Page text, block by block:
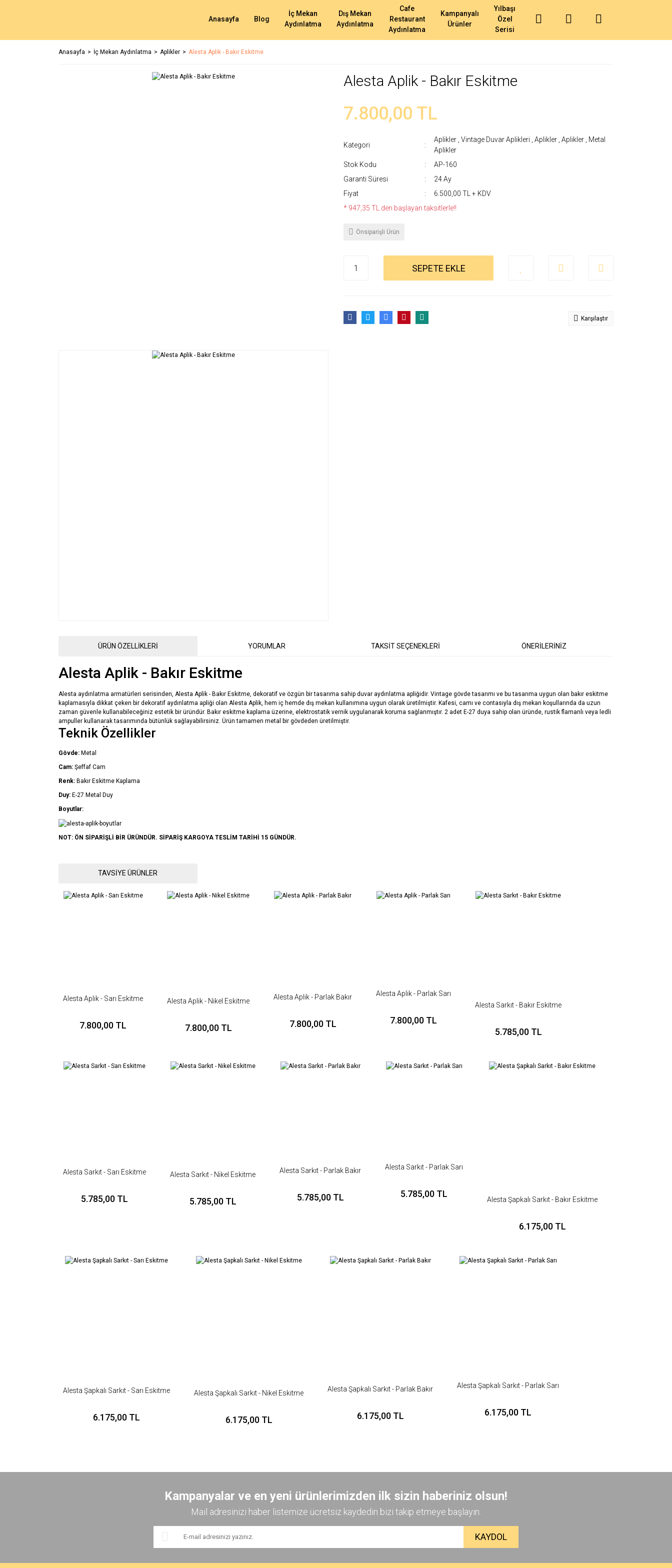
Anasayfa Blog
İç Mekan
Aydınlatma
Dış Mekan
Aydınlatma
Cafe
Restaurant
Aydınlatma
Kampanyalı
Ürünler
Yılbaşı
Özel
Serisi
Anasayfa İç Mekan Aydınlatma Aplikler Alesta Aplik - Bakır Eskitme
Alesta Aplik - Bakır Eskitme
7.800,00 TL
Kategori
Aplikler Vintage Duvar Aplikleri Aplikler Aplikler
Metal
Aplikler
Stok Kodu
AP-160
Garanti Süresi
24 Ay
Fiyat
6.500,00 TL + KDV
* 947,35 TL den başlayan taksitlerle!!
Önsiparişli Ürün
SEPETE EKLE
Karşılaştır
ÜRÜN ÖZELLİKLERİ YORUMLAR TAKSİT SEÇENEKLERİ ÖNERİLERİNİZ
Alesta Aplik - Bakır Eskitme
Alesta aydınlatma armatürleri serisinden, Alesta Aplik - Bakır Eskitme, dekoratif ve özgün bir tasarıma sahip duvar aydınlatma apliğidir. Vintage gövde tasarımı ve bu tasarıma uygun olan bakır eskitme
kaplamasıyla dikkat çeken bir dekoratif aydınlatma apliği olan Alesta Aplik, hem iç hemde dış mekan kullanımına uygun olarak üretilmiştir. Kafesi, camı ve contasıyla dış mekan koşullarında da uzun
zaman güvenle kullanabileceğiniz estetik bir üründür. Bakır eskitme kaplama üzerine, elektrostatik vernik uygulanarak koruma sağlanmıştır. 2 adet E-27 duya sahip olan üründe, rustik flamanlı veya ledli
ampuller kullanarak tasarımında bütünlük sağlayabilirsiniz. Ürün tamamen metal bir gövdeden üretilmiştir.
Teknik Özellikler
Gövde: Metal
Cam: Şeffaf Cam
Renk: Bakır Eskitme Kaplama
Duy: E-27 Metal Duy
Boyutlar:
NOT: ÖN SİPARİŞLİ BİR ÜRÜNDÜR. SİPARİŞ KARGOYA TESLİM TARİHİ 15 GÜNDÜR.
Bu ürünün fiyat bilgisi, resim, ürün açıklamalarında ve diğer konularda yetersiz gördüğünüz noktaları öneri formunu kullanarak tarafımıza iletebilirsiniz.
Görüş ve önerileriniz için teşekkür ederiz.
Gönder
TAVSİYE ÜRÜNLER
Alesta Aplik - Sarı Eskitme
7.800,00 TL
Alesta Aplik - Nikel Eskitme
7.800,00 TL
Alesta Aplik - Parlak Bakır
7.800,00 TL
Alesta Aplik - Parlak Sarı
7.800,00 TL
Alesta Sarkıt - Bakır Eskitme
5.785,00 TL
Alesta Sarkıt - Sarı Eskitme
5.785,00 TL
Alesta Sarkıt - Nikel Eskitme
5.785,00 TL
Alesta Sarkıt - Parlak Bakır
5.785,00 TL
Alesta Sarkıt - Parlak Sarı
5.785,00 TL
Alesta Şapkalı Sarkıt - Bakır Eskitme
6.175,00 TL
Alesta Şapkalı Sarkıt - Sarı Eskitme
6.175,00 TL
Alesta Şapkalı Sarkıt - Nikel Eskitme
6.175,00 TL
Alesta Şapkalı Sarkıt - Parlak Bakır
6.175,00 TL
Alesta Şapkalı Sarkıt - Parlak Sarı
6.175,00 TL
Kampanyalar ve en yeni ürünlerimizden ilk sizin haberiniz olsun!
Mail adresinizi haber listemize ücretsiz kaydedin bizi takip etmeye başlayın.
KAYDOL